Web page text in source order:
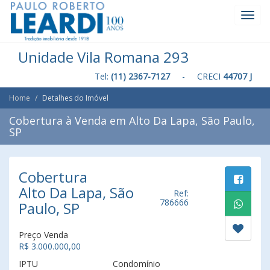
Unidade Vila Romana 293
Tel: (11) 2367-7127- CRECI 44707 J
Home Detalhes do Imóvel
Cobertura à Venda em Alto Da Lapa, São Paulo,
SP
Cobertura
Alto Da Lapa, São
Paulo, SP
Ref:
786666
Preço Venda
R$ 3.000.000,00
IPTU
Condomínio